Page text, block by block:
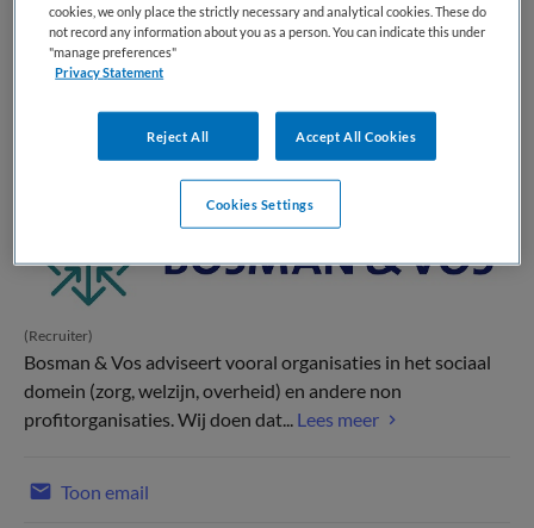
Deze vacature Manager Primair Proces (36 uur) |
Forensisch Centrum Teylingereind | Sassenheim bij
Forensisch Centrum Teylingereind via Bosman & Vos is niet
meer actueel. Hieronder staan enkele vergelijkbare
vacatures die voor u wellicht interessant zijn.
(Recruiter)
Bosman & Vos adviseert vooral organisaties in het sociaal
domein (zorg, welzijn, overheid) en andere non
profitorganisaties. Wij doen dat... Lees meer
Toon email
cookies, we only place the strictly necessary and analytical cookies. These do
not record any information about you as a person. You can indicate this under
"manage preferences"
Privacy Statement
Reject All Accept All Cookies
Cookies Settings